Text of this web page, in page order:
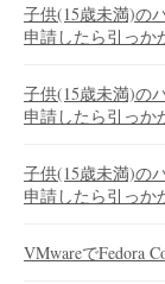
子供(15歳未満)の
申請したら引っか
子供(15歳未満)の
申請したら引っか
子供(15歳未満)の
申請したら引っか
VMwareでFedora